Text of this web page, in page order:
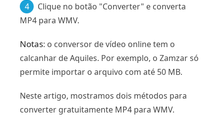
4
Clique no botão "Converter" e converta
MP4 para WMV.
Notas: o conversor de vídeo online tem o
calcanhar de Aquiles. Por exemplo, o Zamzar só
permite importar o arquivo com até 50 MB.
Neste artigo, mostramos dois métodos para
converter gratuitamente MP4 para WMV.